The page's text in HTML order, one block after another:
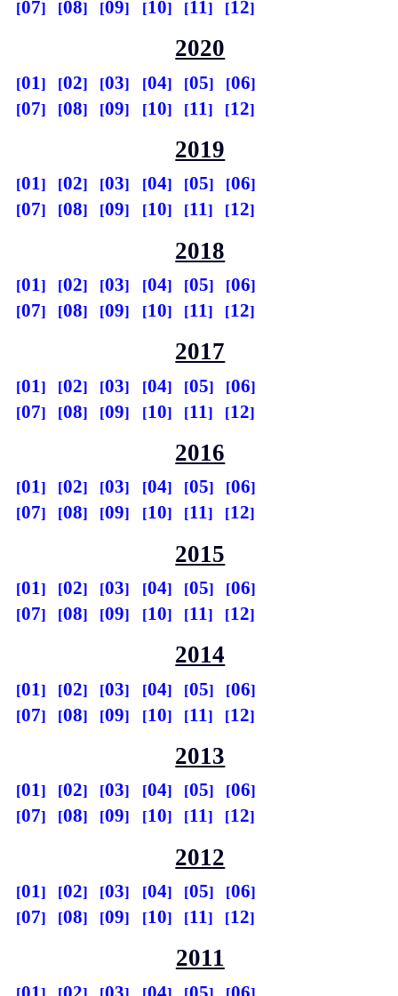
07 08 09 10 11 12
2020
01 02 03 04 05
06
07
08 09 10 11 12
2019
01 02 03 04 05
06
07
08 09 10 11 12
2018
01 02 03 04 05
06
07
08 09 10 11 12
2017
01 02 03 04 05
06
07
08 09 10 11 12
2016
01 02 03 04 05
06
07
08 09 10 11 12
2015
01 02 03 04 05
06
07
08 09 10 11 12
2014
01 02 03 04 05
06
07
08 09 10 11 12
2013
01 02 03 04 05
06
07
08 09 10 11 12
2012
01 02 03 04 05
06
07
08 09 10 11 12
2011